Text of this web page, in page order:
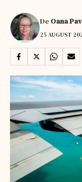
De Oana
25 AUGUST